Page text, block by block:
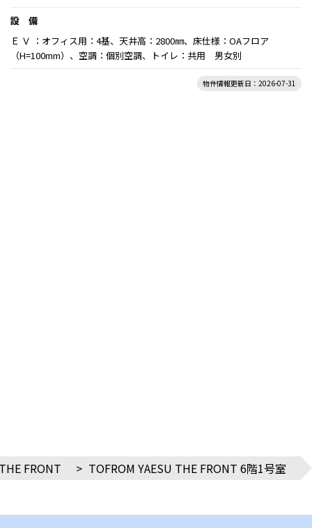
設 備
Ｅ Ｖ ：オフィス用：4基、天井高：2800㎜、床仕様：OAフロア
（H=100mm）、空調：個別空調、トイレ：共用 男女別
物件情報更新日：2026-07-31
FRONT > TOFROM YAESU THE FRONT 6階1号室